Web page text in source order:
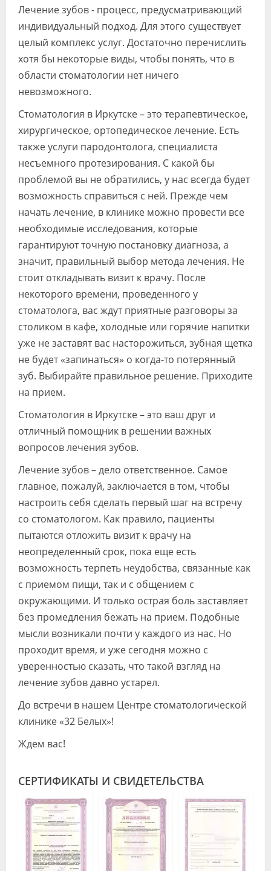
Лечение зубов - процесс, предусматривающий
индивидуальный подход. Для этого существует
целый комплекс услуг. Достаточно перечислить
хотя бы некоторые виды, чтобы понять, что в
области стоматологии нет ничего
невозможного.
Стоматология в Иркутске – это терапевтическое,
хирургическое, ортопедическое лечение. Есть
также услуги пародонтолога, специалиста
несъемного протезирования. С какой бы
проблемой вы не обратились, у нас всегда будет
возможность справиться с ней. Прежде чем
начать лечение, в клинике можно провести все
необходимые исследования, которые
гарантируют точную постановку диагноза, а
значит, правильный выбор метода лечения. Не
стоит откладывать визит к врачу. После
некоторого времени, проведенного у
стоматолога, вас ждут приятные разговоры за
столиком в кафе, холодные или горячие напитки
уже не заставят вас насторожиться, зубная щетка
не будет «запинаться» о когда-то потерянный
зуб. Выбирайте правильное решение. Приходите
на прием.
Стоматология в Иркутске – это ваш друг и
отличный помощник в решении важных
вопросов лечения зубов.
Лечение зубов – дело ответственное. Самое
главное, пожалуй, заключается в том, чтобы
настроить себя сделать первый шаг на встречу
со стоматологом. Как правило, пациенты
пытаются отложить визит к врачу на
неопределенный срок, пока еще есть
возможность терпеть неудобства, связанные как
с приемом пищи, так и с общением с
окружающими. И только острая боль заставляет
без промедления бежать на прием. Подобные
мысли возникали почти у каждого из нас. Но
проходит время, и уже сегодня можно с
уверенностью сказать, что такой взгляд на
лечение зубов давно устарел.
До встречи в нашем Центре стоматологической
клинике «32 Белых»!
Ждем вас!
СЕРТИФИКАТЫ И СВИДЕТЕЛЬСТВА